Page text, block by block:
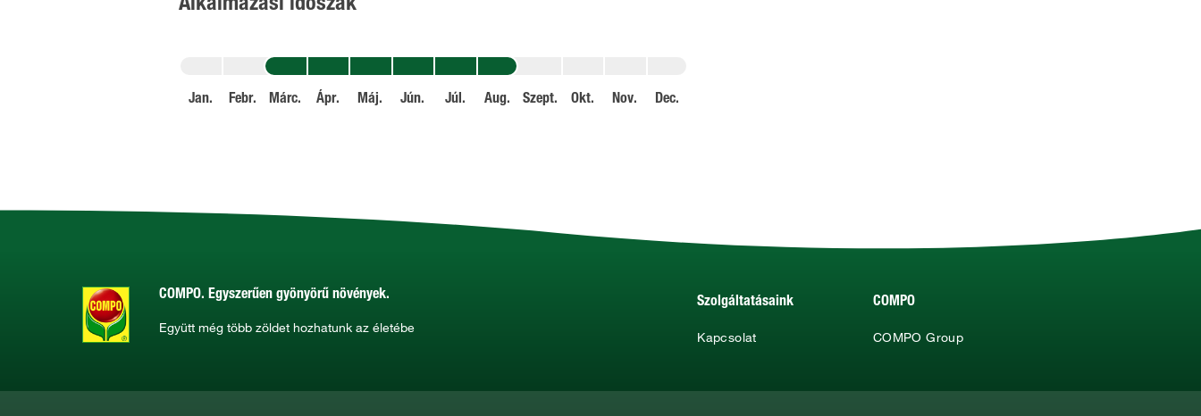
Alkalmazási időszak
Jan. Febr. Márc. Ápr. Máj. Jún. Júl. Aug. Szept. Okt. Nov. Dec.
COMPO. Egyszerűen gyönyörű növények.
Együtt még több zöldet hozhatunk az életébe
Szolgáltatásaink
Kapcsolat
COMPO
COMPO Group